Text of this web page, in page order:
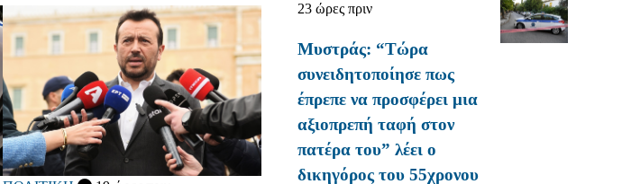
23 ώρες πριν
Μυστράς: “Τώρα
συνειδητοποίησε πως
έπρεπε να προσφέρει μια
αξιοπρεπή ταφή στον
πατέρα του” λέει ο
δικηγόρος του 55χρονου